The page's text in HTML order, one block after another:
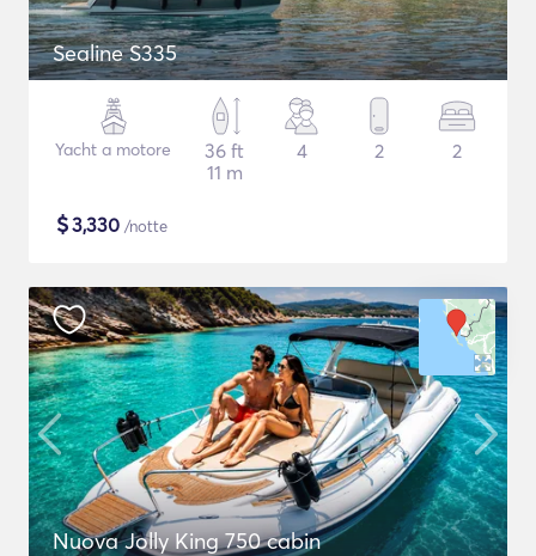
Sealine S335
Yacht a motore
36 ft
11 m
4 2 2
$3,330 /notte
Nuova Jolly King 750 cabin